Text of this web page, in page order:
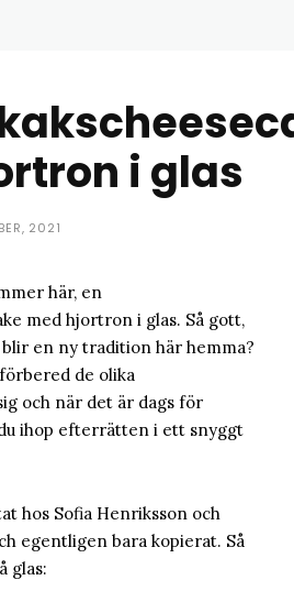
i glas
2021
här, en
med hjortron i glas. Så gott,
en ny tradition här hemma?
de olika
och när det är dags för
ihop efterrätten i ett snyggt
hos Sofia Henriksson och
egentligen bara kopierat. Så
glas: